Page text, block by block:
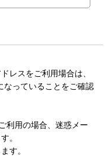
レスをご利用場合は、
なっていることをご確認
利用の場合、迷惑メー
。
す。